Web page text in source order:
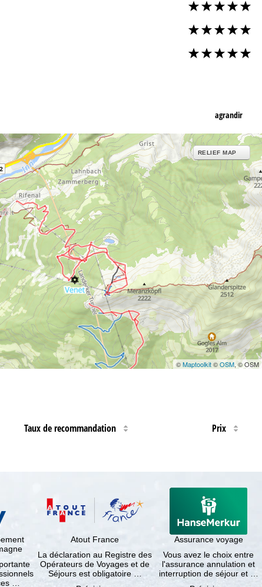
agrandir
RELIEF MAP
©Maptoolkit©OSM, © OSM
Taux de recommandation Prix
…
Atout France
La déclaration au Registre des
Opérateurs de Voyages et de
Séjours est obligatoire …
Assurance voyage
Vous avez le choix entre
l'assurance annulation et
interruption de séjour et …